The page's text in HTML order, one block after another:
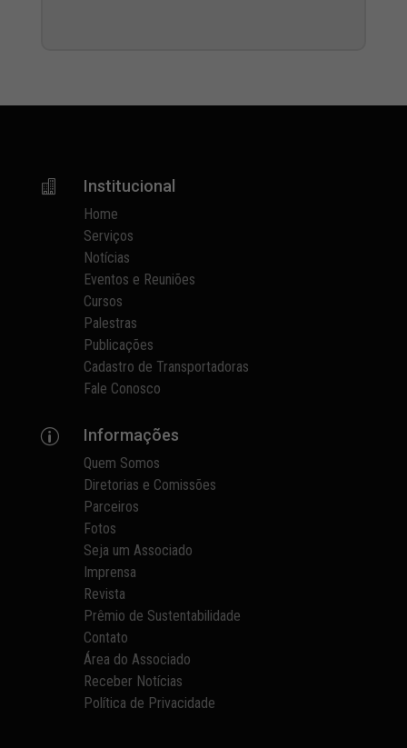
 Institucional
Home
Serviços
Notícias
Eventos e Reuniões
Cursos
Palestras
Publicações
Cadastro de Transportadoras
Fale Conosco
p Informações
Quem Somos
Diretorias e Comissões
Parceiros
Fotos
Seja um Associado
Imprensa
Revista
Prêmio de Sustentabilidade
Contato
Área do Associado
Receber Notícias
Política de Privacidade